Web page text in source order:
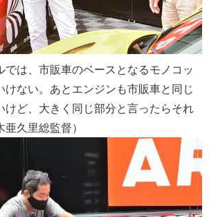
では、市販車のベースとなるモノコッ
けない。あとエンジンも市販車と同じ
けど、大きく同じ部分と言ったらそれ
久里総監督）